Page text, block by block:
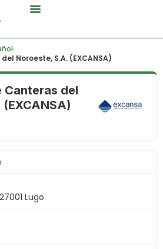
›
Noroeste, S.A. (EXCANSA)
Canteras del
Lugo